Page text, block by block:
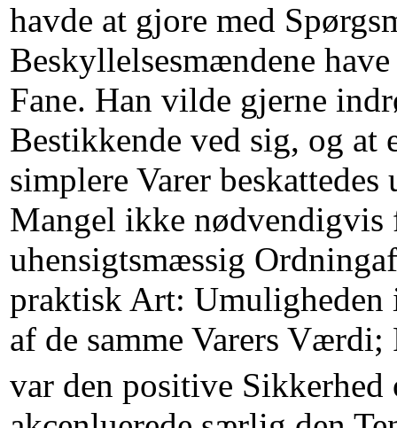
havde at gjore med
Beskyllelsesmændene
Fane. Han vilde gjerne
Bestikkende ved sig, og
simplere Varer
Mangel ikke nødvendigvis
uhensigtsmæssig
praktisk Art: Umuligheden
af de samme Varers
var den positive Sikkerhed